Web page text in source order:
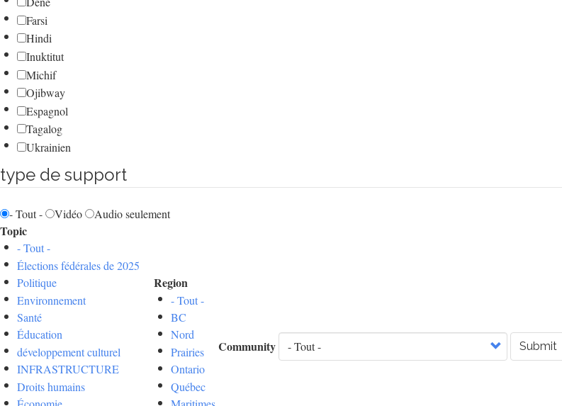
Farsi
Hindi
Inuktitut
Michif
Ojibway
Espagnol
Tagalog
Ukrainien
type de support
- Tout - Vidéo Audio seulement
Topic
- Tout -
Élections fédérales de 2025
Politique
Environnement
Santé
Éducation
développement culturel
INFRASTRUCTURE
Droits humains
Region
- Tout -
BC
Nord
Prairies
Ontario
Québec
Community Submit